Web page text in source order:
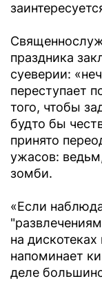
праздника
суеверии:
переступает
того, чтобы
будто бы
принято
ужасов:
зомби.
«Если
на
напоминает
деле